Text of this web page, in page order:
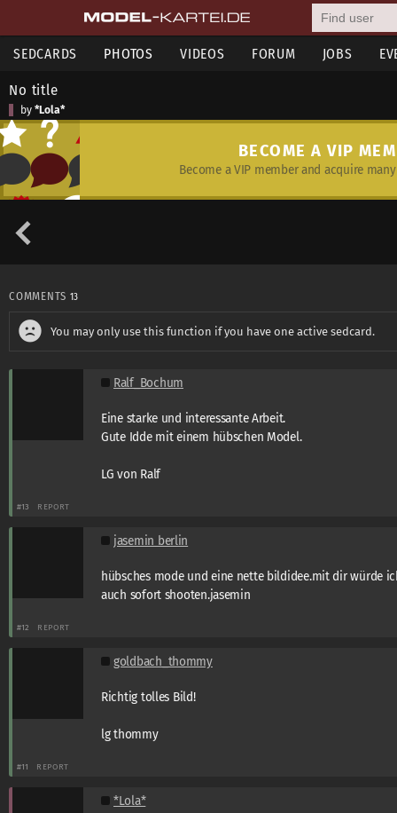
SEDCARDS PHOTOS VIDEOS FORUM JOBS
No title
by *Lola*
BECOME A VIP
Become a VIP member and acquire
COMMENTS 13
You may only use this function if you have one active sedcard.
Ralf_Bochum
Eine starke und interessante Arbeit.
Gute Idde mit einem hübschen Model.
LG von Ralf
#13 REPORT
jasemin berlin
hübsches mode und eine nette bildidee.mit dir würde
auch sofort shooten.jasemin
#12 REPORT
goldbach_thommy
Richtig tolles Bild!
lg thommy
#11 REPORT
*Lola*